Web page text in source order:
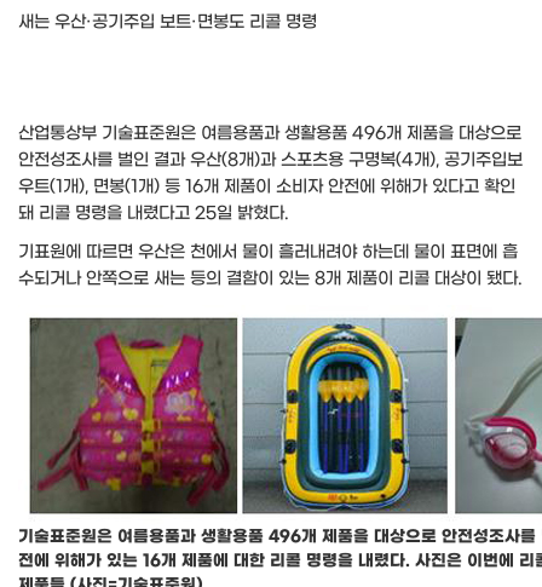
새는 우산·공기주입 보트·면봉도 리콜 명령
산업통상부 기술표준원은 여름용품과 생활용품 496개 제품을 대상으로
안전성조사를 벌인 결과 우산(8개)과 스포츠용 구명복(4개), 공기주입보
우트(1개), 면봉(1개) 등 16개 제품이 소비자 안전에 위해가 있다고 확인
돼 리콜 명령을 내렸다고 25일 밝혔다.
기표원에 따르면 우산은 천에서 물이 흘러내려야 하는데 물이 표면에 흡
수되거나 안쪽으로 새는 등의 결함이 있는 8개 제품이 리콜 대상이 됐다.
기술표준원은 여름용품과 생활용품 496개 제품을 대상으로 안전성조사를
전에 위해가 있는 16개 제품에 대한 리콜 명령을 내렸다. 사진은 이번에 리